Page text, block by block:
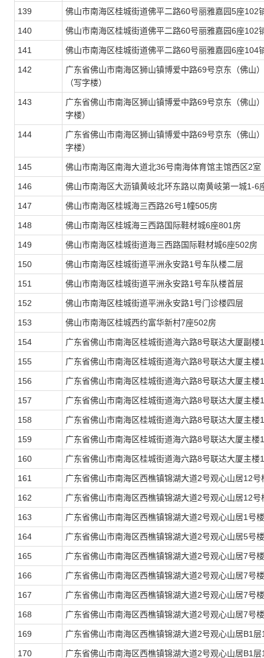
139 佛山市南海区桂城街道佛平二路60号丽雅嘉园5座102
140 佛山市南海区桂城街道佛平二路60号丽雅嘉园6座102
141 佛山市南海区桂城街道佛平二路60号丽雅嘉园6座104
142
广东省佛山市南海区狮山镇博爱中路69号京东（佛山
（写字楼）
143
广东省佛山市南海区狮山镇博爱中路69号京东（佛山
字楼）
144
广东省佛山市南海区狮山镇博爱中路69号京东（佛山
字楼）
145 佛山市南海区南海大道北36号南海体育馆主馆西区2室
146 佛山市南海区大沥镇黄岐北环东路以南黄岐第一城1-6
147 佛山市南海区桂城海三西路26号1幢505房
148 佛山市南海区桂城海三西路国际鞋材城6座801房
149 佛山市南海区桂城街道海三西路国际鞋材城6座502房
150 佛山市南海区桂城街道平洲永安路1号车队楼二层
151 佛山市南海区桂城街道平洲永安路1号车队楼首层
152 佛山市南海区桂城街道平洲永安路1号门诊楼四层
153 佛山市南海区桂城西约富华新村7座502房
154 广东省佛山市南海区桂城街道海六路8号联达大厦副楼
155 广东省佛山市南海区桂城街道海六路8号联达大厦主楼
156 广东省佛山市南海区桂城街道海六路8号联达大厦主楼
157 广东省佛山市南海区桂城街道海六路8号联达大厦主楼
158 广东省佛山市南海区桂城街道海六路8号联达大厦主楼
159 广东省佛山市南海区桂城街道海六路8号联达大厦主楼
160 广东省佛山市南海区桂城街道海六路8号联达大厦主楼
161 广东省佛山市南海区西樵镇锦湖大道2号观心山居12号
162 广东省佛山市南海区西樵镇锦湖大道2号观心山居12号
163 广东省佛山市南海区西樵镇锦湖大道2号观心山居1号
164 广东省佛山市南海区西樵镇锦湖大道2号观心山居5号
165 广东省佛山市南海区西樵镇锦湖大道2号观心山居7号
166 广东省佛山市南海区西樵镇锦湖大道2号观心山居7号
167 广东省佛山市南海区西樵镇锦湖大道2号观心山居7号
168 广东省佛山市南海区西樵镇锦湖大道2号观心山居7号
169 广东省佛山市南海区西樵镇锦湖大道2号观心山居B1层
170 广东省佛山市南海区西樵镇锦湖大道2号观心山居B1层